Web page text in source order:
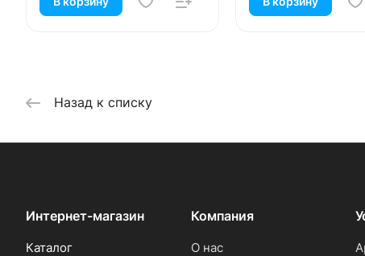
Назад к списку
Интернет-магазин
Каталог
Компания
О нас